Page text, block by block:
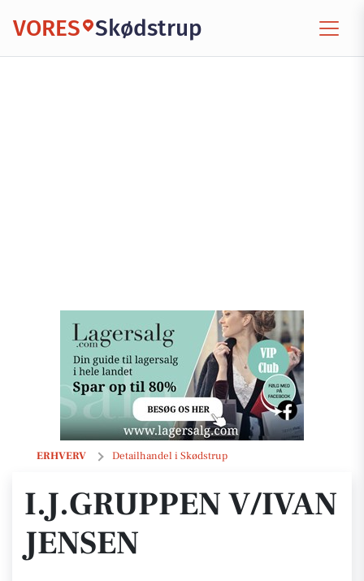
VORES Skødstrup
ERHVERV Detailhandel i Skødstrup
I.J.Gruppen V/Ivan Jensen
I.J.GRUPPEN V/IVAN
JENSEN